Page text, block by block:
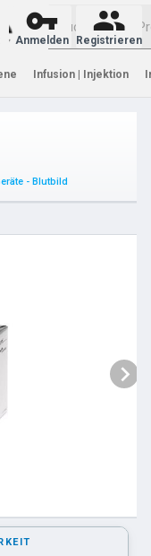
Anmelden Registrieren
Infusion | Injektion
- Blutbild